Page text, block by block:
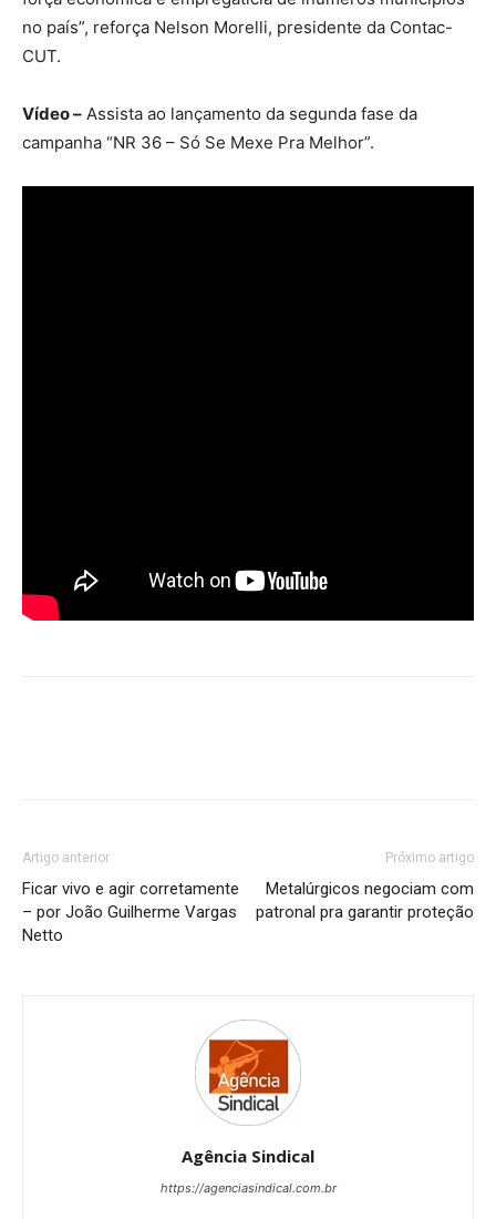
no país”, reforça Nelson Morelli, presidente da Contac-
CUT.
Vídeo – Assista ao lançamento da segunda fase da
campanha “NR 36 – Só Se Mexe Pra Melhor”.
Artigo anterior
Ficar vivo e agir corretamente
– por João Guilherme Vargas
Netto
Próximo artigo
Metalúrgicos negociam com
patronal pra garantir proteção
Agência Sindical
https://agenciasindical.com.br